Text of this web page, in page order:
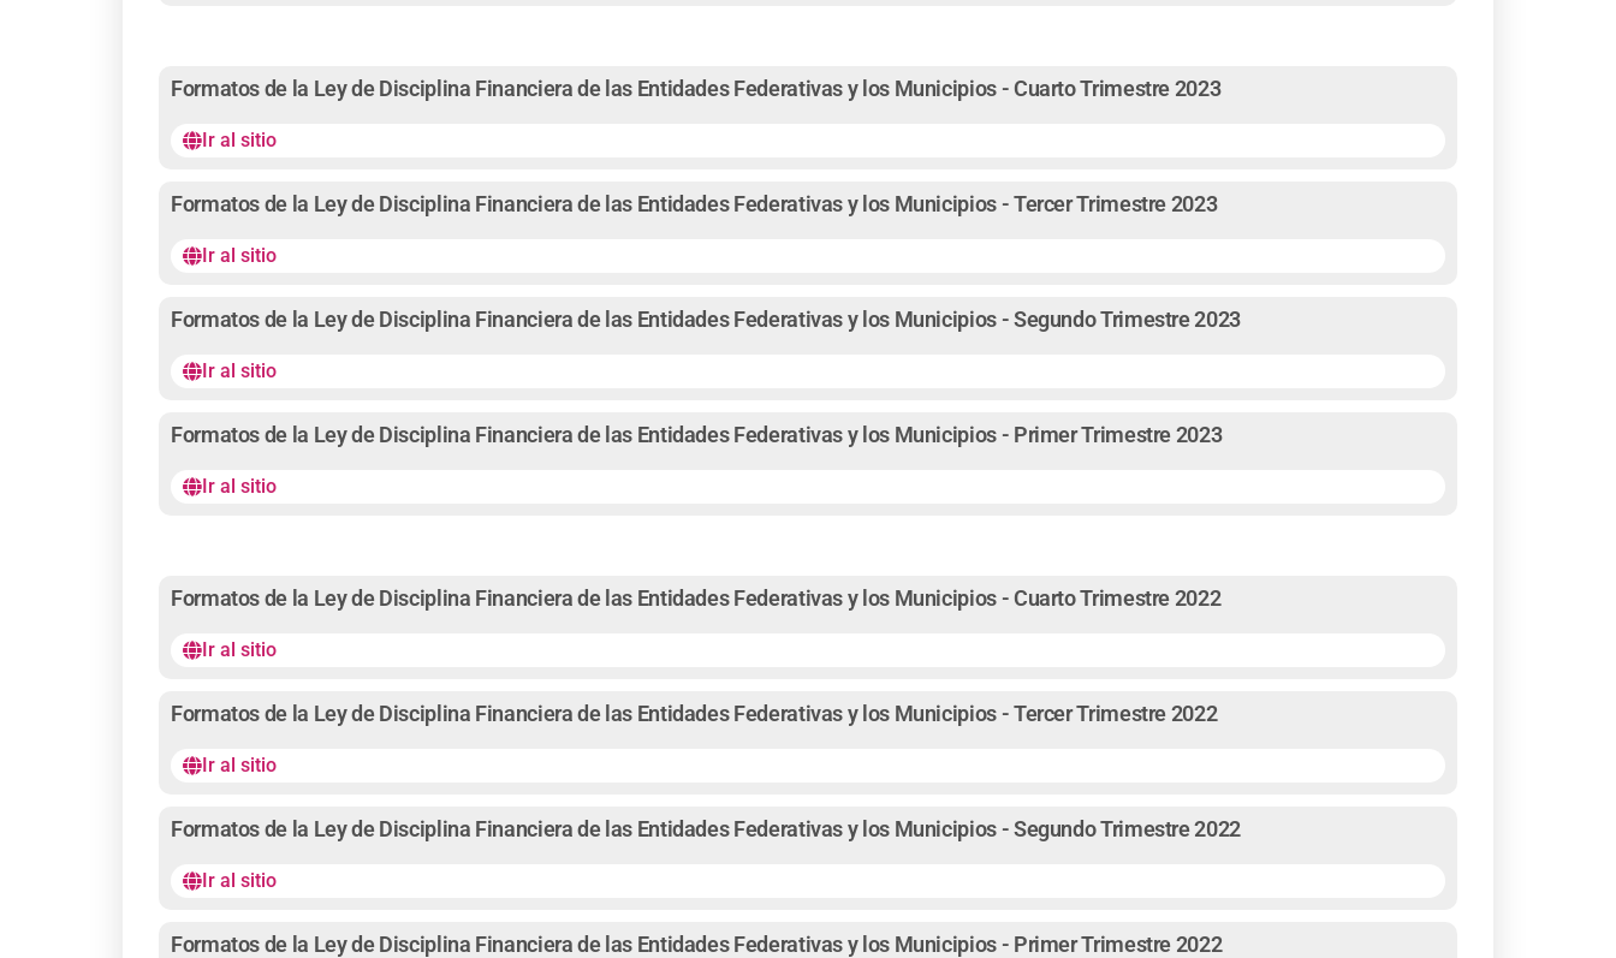
Formatos de la Ley de Disciplina Financiera de las Entidades Federativas y los Municipios - Cuarto Trimestre 2023
Ir al sitio
Formatos de la Ley de Disciplina Financiera de las Entidades Federativas y los Municipios - Tercer Trimestre 2023
Ir al sitio
Formatos de la Ley de Disciplina Financiera de las Entidades Federativas y los Municipios - Segundo Trimestre 2023
Ir al sitio
Formatos de la Ley de Disciplina Financiera de las Entidades Federativas y los Municipios - Primer Trimestre 2023
Ir al sitio
Formatos de la Ley de Disciplina Financiera de las Entidades Federativas y los Municipios - Cuarto Trimestre 2022
Ir al sitio
Formatos de la Ley de Disciplina Financiera de las Entidades Federativas y los Municipios - Tercer Trimestre 2022
Ir al sitio
Formatos de la Ley de Disciplina Financiera de las Entidades Federativas y los Municipios - Segundo Trimestre 2022
Ir al sitio
Formatos de la Ley de Disciplina Financiera de las Entidades Federativas y los Municipios - Primer Trimestre 2022